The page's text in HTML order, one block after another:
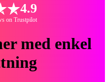
4.9
on Trustpilot
med enkel